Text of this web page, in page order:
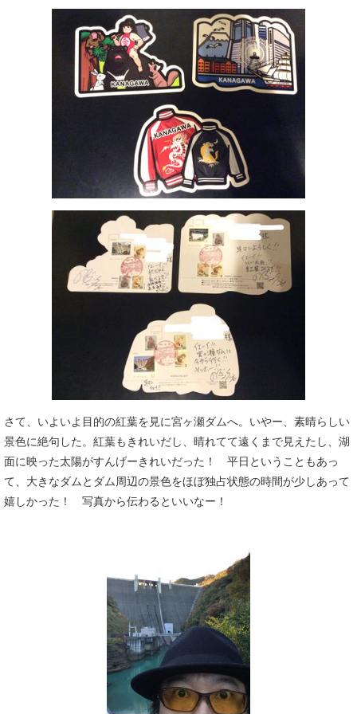
さて、いよいよ目的の紅葉を見に宮ヶ瀬ダムへ。いやー、素晴らしい
景色に絶句した。紅葉もきれいだし、晴れてて遠くまで見えたし、湖
面に映った太陽がすんげーきれいだった！ 平日ということもあっ
て、大きなダムとダム周辺の景色をほぼ独占状態の時間が少しあって
嬉しかった！ 写真から伝わるといいなー！